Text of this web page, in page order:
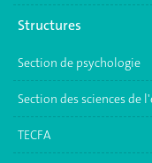
Structures
Section de psychologie
Section des sciences de
TECFA